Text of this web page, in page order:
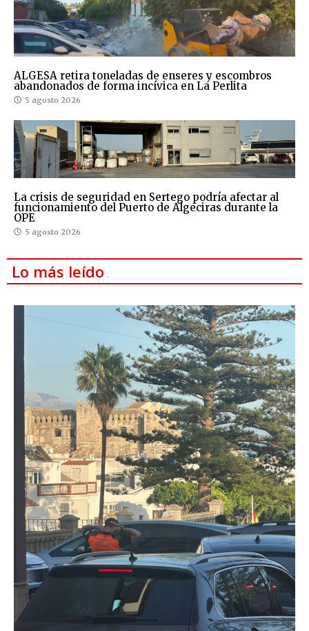
ALGESA retira toneladas de enseres y escombros
abandonados de forma incívica en La Perlita
5 agosto 2026
La crisis de seguridad en Sertego podría afectar al
funcionamiento del Puerto de Algeciras durante la
OPE
5 agosto 2026
Lo más leído